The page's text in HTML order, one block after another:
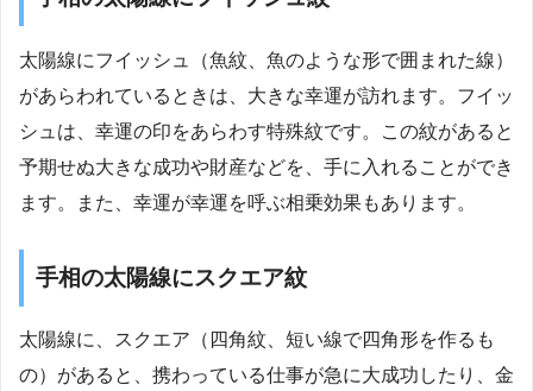
太陽線にフイッシュ（魚紋、魚のような形で囲まれた線）
があらわれているときは、大きな幸運が訪れます。フイッ
シュは、幸運の印をあらわす特殊紋です。この紋があると
予期せぬ大きな成功や財産などを、手に入れることができ
ます。また、幸運が幸運を呼ぶ相乗効果もあります。
手相の太陽線にスクエア紋
太陽線に、スクエア（四角紋、短い線で四角形を作るも
の）があると、携わっている仕事が急に大成功したり、金